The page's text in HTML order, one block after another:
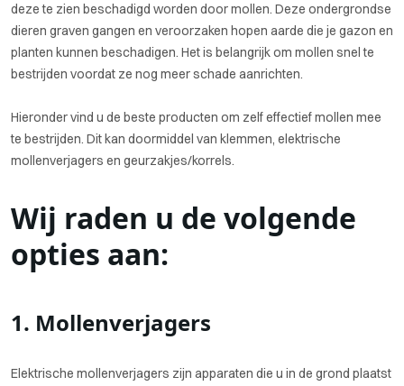
deze te zien beschadigd worden door mollen. Deze ondergrondse
dieren graven gangen en veroorzaken hopen aarde die je gazon en
planten kunnen beschadigen. Het is belangrijk om mollen snel te
bestrijden voordat ze nog meer schade aanrichten.
Hieronder vind u de beste producten om zelf effectief mollen mee
te bestrijden. Dit kan doormiddel van klemmen, elektrische
mollenverjagers en geurzakjes/korrels.
Wij raden u de volgende
opties aan:
1. Mollenverjagers
Elektrische mollenverjagers zijn apparaten die u in de grond plaatst